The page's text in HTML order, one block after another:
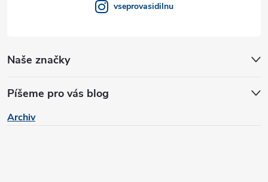
Naše značky
Píšeme pro vás blog
Archiv
vseprovasidilnu